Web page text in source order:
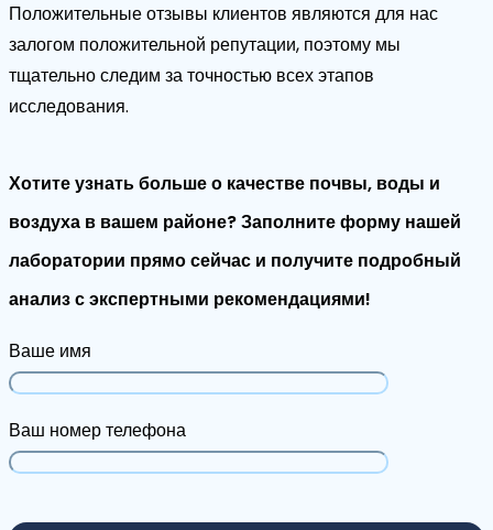
Положительные отзывы клиентов являются для нас
залогом положительной репутации, поэтому мы
тщательно следим за точностью всех этапов
исследования.
Хотите узнать больше о качестве почвы, воды и
воздуха в вашем районе? Заполните форму нашей
лаборатории прямо сейчас и получите подробный
анализ с экспертными рекомендациями!
Ваше имя
Ваш номер телефона